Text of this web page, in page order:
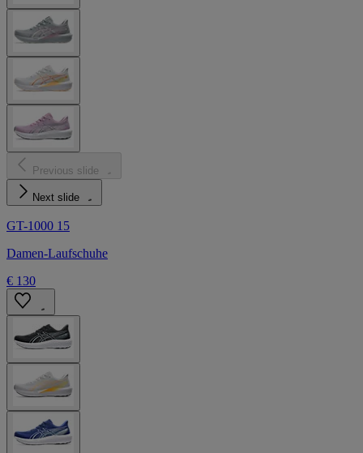
Previous slide
Next slide
GT-1000 15
Damen-Laufschuhe
€ 130